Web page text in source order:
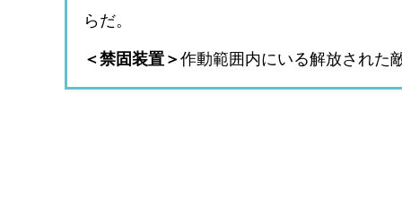
らだ。
＜禁固装置＞作動範囲内にいる解放された